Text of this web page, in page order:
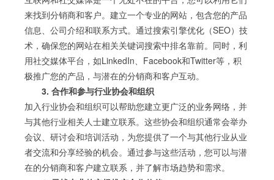
来找到分销商和客户。建立一个专业的网站，包含您的产品
信息、公司介绍和联系方式。通过搜索引擎优化（SEO）技
术，确保您的网站在相关关键词搜索中排名靠前。同时，利
用社交媒体平台，如LinkedIn、Facebook和Twitter等，积
极推广您的产品，与潜在的分销商和客户互动。
3. 合作和参与行业协会和组织
加入行业协会和组织可以帮助您建立更广泛的业务网络，并
与其他行业相关人士建立联系。这些协会和组织通常会举办
会议、研讨会和培训活动，为您提供了一个与其他行业从业
者交流和分享经验的机会。通过参与这些活动，您可以与潜
在的分销商和客户建立联系，并了解市场趋势和需求。